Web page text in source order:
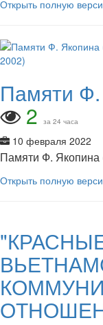
Открыть полную
Памяти
2 за 24 часа
10 февраля 2022
Памяти Ф. Якопина
Открыть полную